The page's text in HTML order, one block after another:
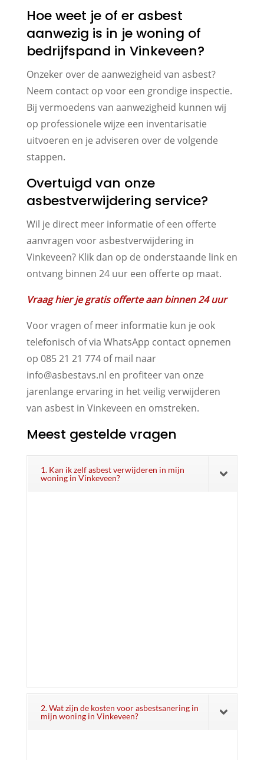
Hoe weet je of er asbest
aanwezig is in je woning of
bedrijfspand in Vinkeveen?
Onzeker over de aanwezigheid van asbest?
Neem contact op voor een grondige inspectie.
Bij vermoedens van aanwezigheid kunnen wij
op professionele wijze een inventarisatie
uitvoeren en je adviseren over de volgende
stappen.
Overtuigd van onze
asbestverwijdering service?
Wil je direct meer informatie of een offerte
aanvragen voor asbestverwijdering in
Vinkeveen? Klik dan op de onderstaande link en
ontvang binnen 24 uur een offerte op maat.
Vraag hier je gratis offerte aan binnen 24 uur
Voor vragen of meer informatie kun je ook
telefonisch of via WhatsApp contact opnemen
op 085 21 21 774 of mail naar
info@asbestavs.nl en profiteer van onze
jarenlange ervaring in het veilig verwijderen
van asbest in Vinkeveen en omstreken.
Meest gestelde vragen
1. Kan ik zelf asbest verwijderen in mijn
woning in Vinkeveen?
2. Wat zijn de kosten voor asbestsanering in
mijn woning in Vinkeveen?